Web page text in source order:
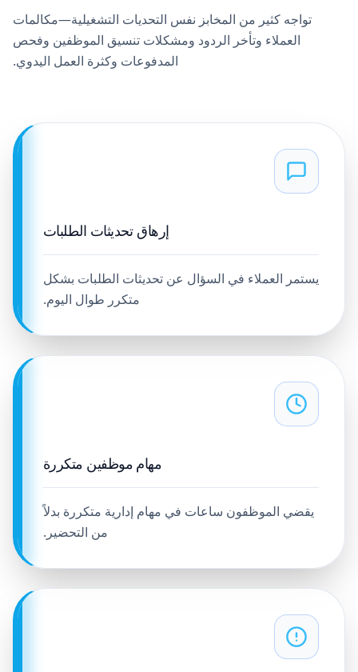
تواجه كثير من المخابز نفس التحديات التشغيلية—مكالمات
العملاء وتأخر الردود ومشكلات تنسيق الموظفين وفحص
المدفوعات وكثرة العمل اليدوي.
إرهاق تحديثات الطلبات
يستمر العملاء في السؤال عن تحديثات الطلبات بشكل
متكرر طوال اليوم.
مهام موظفين متكررة
يقضي الموظفون ساعات في مهام إدارية متكررة بدلاً
من التحضير.